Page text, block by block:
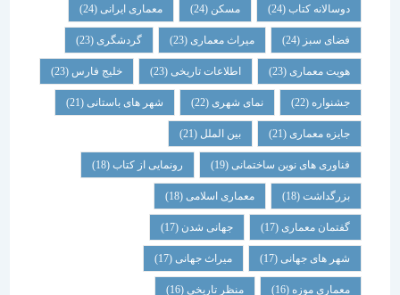
دوسالانه کتاب(24) مسکن (24) معماری ایرانی(24)
فضای سبز(24) میراث معماری (23) گردشگری (23)
هویت معماری (23) اطلاعات تاریخی(23) خلیج فارس(23)
جشنواره(22) نمای شهری(22) شهر های باستانی (21)
جایزه معماری (21) بین الملل(21)
فناوری های نوین ساختمانی(19) رونمایی از کتاب (18)
بزرگداشت (18) معماری اسلامی (18)
گفتمان معماری (17) جهانی شدن(17)
شهر های جهانی(17) میراث جهانی(17)
معماری موزه (16) منظر تاریخی (16)